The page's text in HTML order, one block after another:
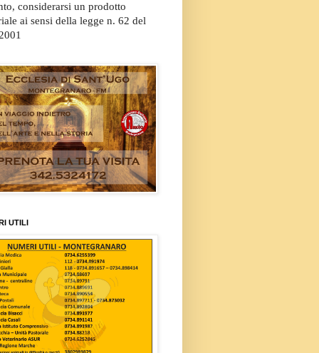
considerarsi un prodotto
ai sensi della legge n. 62 del
UTILI